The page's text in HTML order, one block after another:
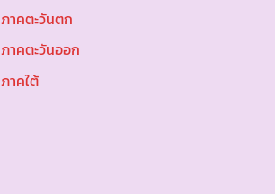
ภาคตะวันตก
ภาคตะวันออก
ภาคใต้